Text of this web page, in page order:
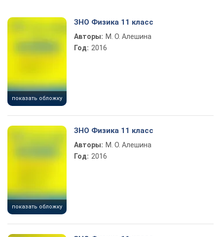
показать обложку
ЗНО Физика 11 класс
Авторы: М. О. Алешина
Год: 2016
показать обложку
ЗНО Физика 11 класс
Авторы: М. О. Алешина
Год: 2016